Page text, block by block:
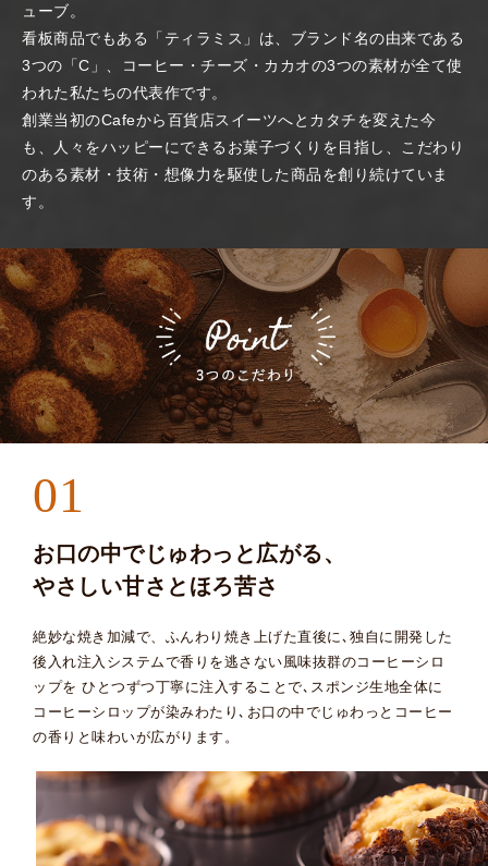
ューブ。
看板商品でもある「ティラミス」は、ブランド名の由来である
3つの「C」、コーヒー・チーズ・カカオの3つの素材が全て使
われた私たちの代表作です。
創業当初のCafeから百貨店スイーツへとカタチを変えた今
も、人々をハッピーにできるお菓子づくりを目指し、こだわり
のある素材・技術・想像力を駆使した商品を創り続けていま
す。
01
お口の中でじゅわっと広がる、
やさしい甘さとほろ苦さ
絶妙な焼き加減で、ふんわり焼き上げた直後に､ 独自に開発した
後入れ注入システムで香りを逃さない風味抜群のコーヒーシロ
ップを ひとつずつ丁寧に注入することで､ スポンジ生地全体に
コーヒーシロップが染みわたり､ お口の中でじゅわっと コーヒー
の香りと味わいが広がります。